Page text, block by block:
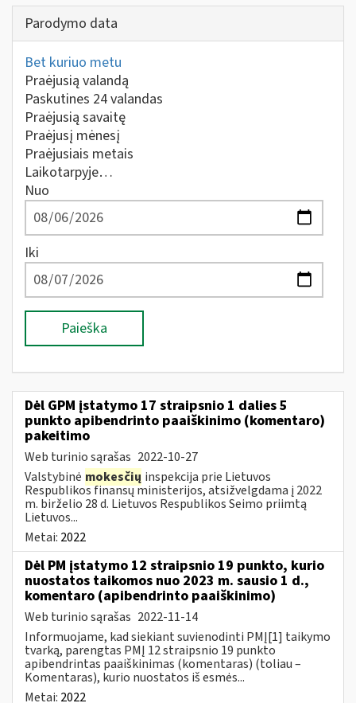
Parodymo data
Bet kuriuo metu
Praėjusią valandą
Paskutines 24 valandas
Praėjusią savaitę
Praėjusį mėnesį
Praėjusiais metais
Laikotarpyje…
Nuo
Iki
Paieška
Dėl GPM įstatymo 17 straipsnio 1 dalies 5
punkto apibendrinto paaiškinimo (komentaro)
pakeitimo
Web turinio sąrašas 2022-10-27
Valstybinė mokesčių inspekcija prie Lietuvos
Respublikos finansų ministerijos, atsižvelgdama į 2022
m. birželio 28 d. Lietuvos Respublikos Seimo priimtą
Lietuvos...
Metai: 2022
Dėl PM įstatymo 12 straipsnio 19 punkto, kurio
nuostatos taikomos nuo 2023 m. sausio 1 d.,
komentaro (apibendrinto paaiškinimo)
Web turinio sąrašas 2022-11-14
Informuojame, kad siekiant suvienodinti PMĮ[1] taikymo
tvarką, parengtas PMĮ 12 straipsnio 19 punkto
apibendrintas paaiškinimas (komentaras) (toliau –
Komentaras), kurio nuostatos iš esmės...
Metai: 2022